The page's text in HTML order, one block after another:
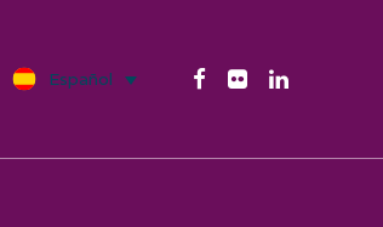
Español